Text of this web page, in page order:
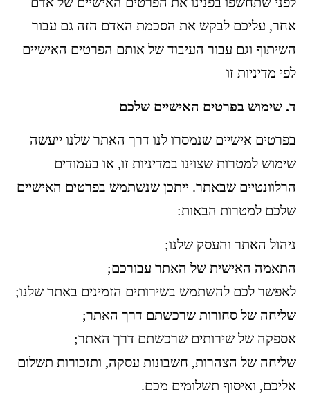
אחר, עליכם לבקש את הסכמת האדם הזה גם עבור
השיתוף וגם עבור העיבוד של אותם הפרטים האישיים
לפי מדיניות זו
ד. שימוש בפרטים האישיים שלכם
בפרטים אישיים שנמסרו לנו דרך האתר שלנו ייעשה
שימוש למטרות שצוינו במדיניות זו, או בעמודים
הרלוונטיים שבאתר. ייתכן שנשתמש בפרטים האישיים
שלכם למטרות הבאות:
ניהול האתר והעסק שלנו;
התאמה האישית של האתר עבורכם;
לאפשר לכם להשתמש בשירותים הזמינים באתר שלנו;
שליחה של סחורות שרכשתם דרך האתר;
אספקה של שירותים שרכשתם דרך האתר;
שליחה של הצהרות, חשבונות עסקה, ותזכורות תשלום
אליכם, ואיסוף תשלומים מכם.